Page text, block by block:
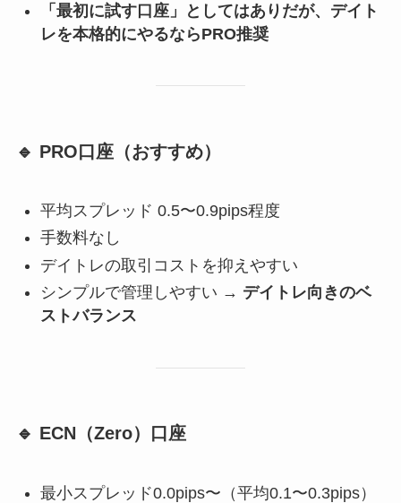
「最初に試す口座」としてはありだが、デイト
レを本格的にやるならPRO推奨
🔹 PRO口座（おすすめ）
平均スプレッド 0.5〜0.9pips程度
手数料なし
デイトレの取引コストを抑えやすい
シンプルで管理しやすい → デイトレ向きのベ
ストバランス
🔹 ECN（Zero）口座
最小スプレッド0.0pips〜（平均0.1〜0.3pips）